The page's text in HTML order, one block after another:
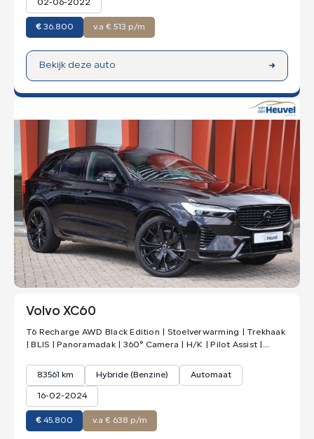
02-06-2022
€ 36.800 v.a € 513 p/m
Bekijk deze auto
Volvo XC60
T6 Recharge AWD Black Edition | Stoelverwarming | Trekhaak
| BLIS | Panoramadak | 360° Camera | H/K | Pilot Assist |
83561 km Hybride (Benzine) Automaat
16-02-2024
€ 45.800 v.a € 638 p/m